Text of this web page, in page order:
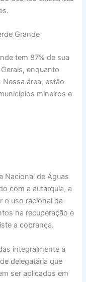
Grande
tem 87% de sua
enquanto
Nessa área, estão
mineiros e
Nacional de Águas
com a autarquia, a
o uso racional da
na recuperação e
a cobrança.
integralmente à
delegatária que
ser aplicados em